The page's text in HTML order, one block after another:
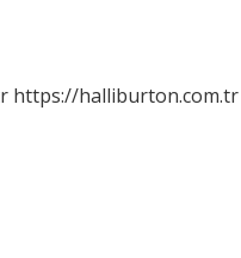
https://halliburton.com.tr